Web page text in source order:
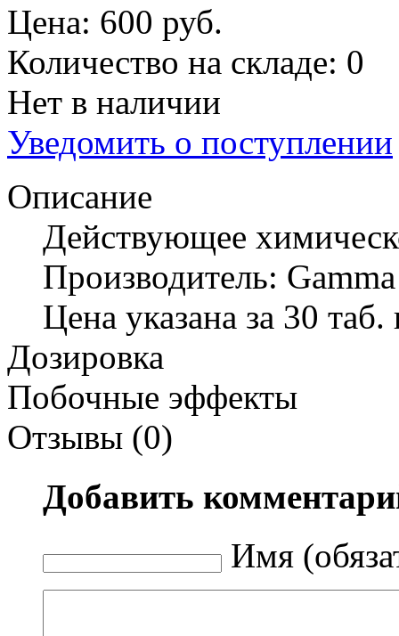
Цена: 600 руб.
Количество на складе: 0
Нет в наличии
Уведомить о поступлении
Описание
Действующее
Производитель: Gamma
Цена указана за 30
Дозировка
Побочные эффекты
Отзывы (0)
Добавить
Имя